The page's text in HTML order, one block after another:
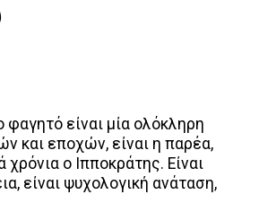
είναι μία ολόκληρη
και εποχών, είναι η παρέα,
ο Ιπποκράτης. Είναι
είναι ψυχολογική ανάταση,